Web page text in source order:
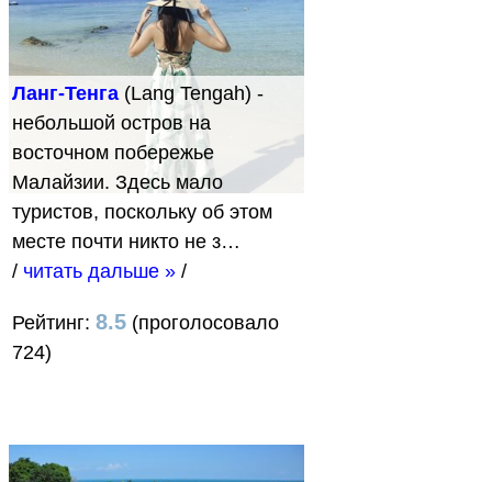
Ланг-Тенга (Lang Tengah) -
небольшой остров на
восточном побережье
Малайзии. Здесь мало
туристов, поскольку об этом
месте почти никто не з…
/ читать дальше » /
Рейтинг: 8.5 (проголосовало
724)